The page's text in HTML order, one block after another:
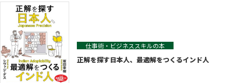
仕事術・ビジネススキルの本
正解を探す日本人、最適解をつくるインド人